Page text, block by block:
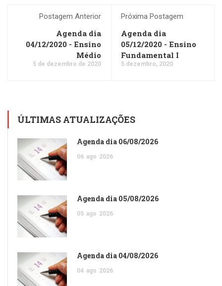
Postagem Anterior
Agenda dia
04/12/2020 - Ensino
Médio
5 de dezembro de 2020
Próxima Postagem
Agenda dia
05/12/2020 - Ensino
Fundamental I
5 dezembro, 2020
ÚLTIMAS ATUALIZAÇÕES
Agenda dia 06/08/2026
06 ago 2026
Agenda dia 05/08/2026
05 ago 2026
Agenda dia 04/08/2026
04 ago 2026